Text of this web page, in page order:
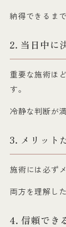
納得できるま
2. 当日中に
重要な施術ほ
す。
冷静な判断が
3. メリット
施術には必ず
両方を理解し
4. 信頼でき